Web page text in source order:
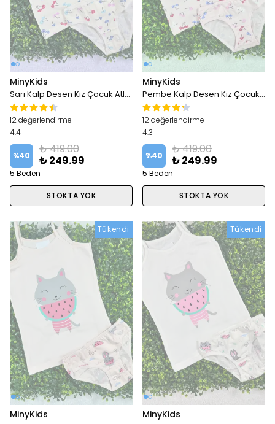
MinyKids
Sarı Kalp Desen Kız Çocuk Atlet Külot Takım
12 değerlendirme
4.4
%40
₺ 419.00
₺ 249.99
5 Beden
STOKTA YOK
MinyKids
Pembe Kalp Desen Kız Çocuk Atlet Külot Takım
12 değerlendirme
4.3
%40
₺ 419.00
₺ 249.99
5 Beden
STOKTA YOK
Tükendi Tükendi
MinyKids
Tükendi
MinyKids